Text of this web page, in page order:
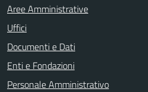
Aree Amministrative
Uffici
Documenti e Dati
Enti e Fondazioni
Personale Amministrativo